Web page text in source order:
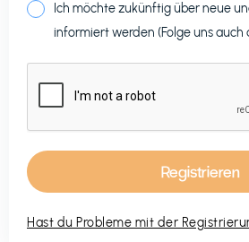
Ich möchte zukünftig über neue
informiert werden (Folge uns auch
Hast du Probleme mit der